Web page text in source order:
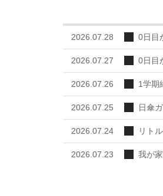
2026.07.28 0日目
2026.07.27 0日目
2026.07.26 1学期
2026.07.25 日傘
2026.07.24 リト
2026.07.23 我が